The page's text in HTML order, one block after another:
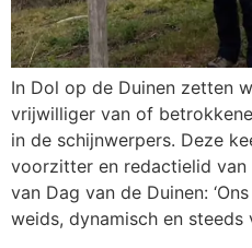
In Dol op de Duinen zetten
vrijwilliger van of
in de schijnwerpers. Deze
voorzitter en redactielid van
van Dag van de Duinen:
weids, dynamisch en steeds